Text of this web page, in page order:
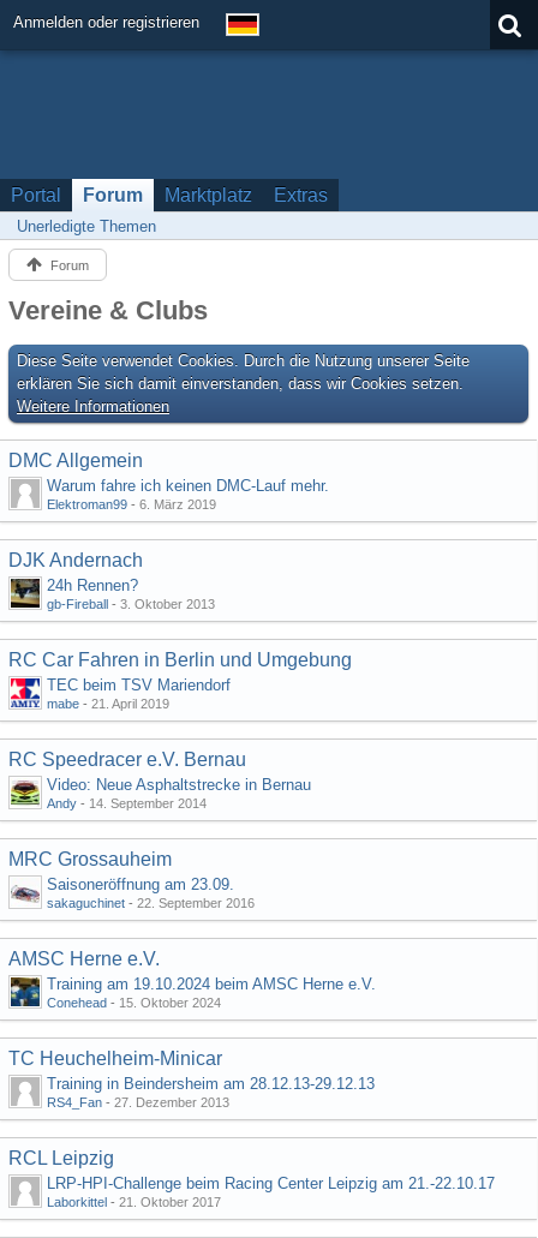
Anmelden oder registrieren
Portal Forum Marktplatz Extras
Unerledigte Themen
Forum
Vereine & Clubs
Diese Seite verwendet Cookies. Durch die Nutzung unserer Seite
erklären Sie sich damit einverstanden, dass wir Cookies setzen.
Weitere Informationen
DMC Allgemein
Warum fahre ich keinen DMC-Lauf mehr.
Elektroman99 - 6. März 2019
DJK Andernach
24h Rennen?
gb-Fireball - 3. Oktober 2013
RC Car Fahren in Berlin und Umgebung
TEC beim TSV Mariendorf
mabe - 21. April 2019
RC Speedracer e.V. Bernau
Video: Neue Asphaltstrecke in Bernau
Andy - 14. September 2014
MRC Grossauheim
Saisoneröffnung am 23.09.
sakaguchinet - 22. September 2016
AMSC Herne e.V.
Training am 19.10.2024 beim AMSC Herne e.V.
Conehead - 15. Oktober 2024
TC Heuchelheim-Minicar
Training in Beindersheim am 28.12.13-29.12.13
RS4_Fan - 27. Dezember 2013
RCL Leipzig
LRP-HPI-Challenge beim Racing Center Leipzig am 21.-22.10.17
Laborkittel - 21. Oktober 2017